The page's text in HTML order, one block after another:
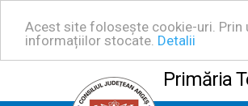
Acest site folosește cookie-uri. Prin
informațiilor stocate. Detalii
Primăria